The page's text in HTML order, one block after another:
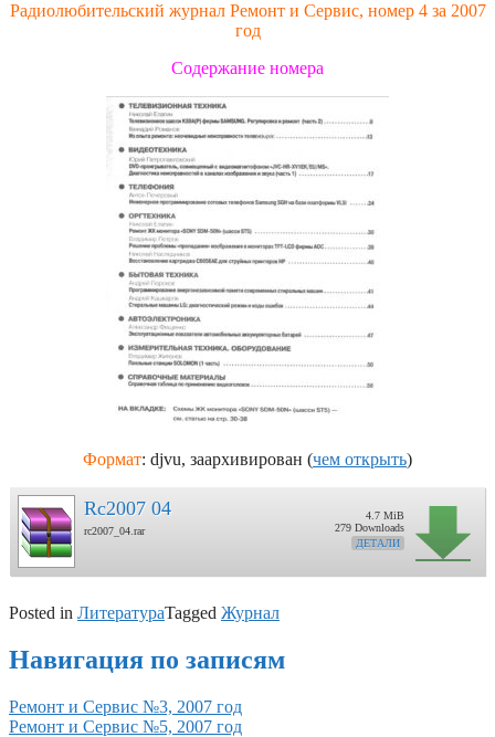
Радиолюбительский журнал Ремонт и Сервис, номер 4 за 2007
год
Содержание номера
Формат: djvu, заархивирован (чем открыть)
Rc2007 04
rc2007_04.rar
4.7 MiB
279 Downloads
ДЕТАЛИ
Posted in ЛитератураTagged Журнал
Навигация по записям
Ремонт и Сервис №3, 2007 год
Ремонт и Сервис №5, 2007 год